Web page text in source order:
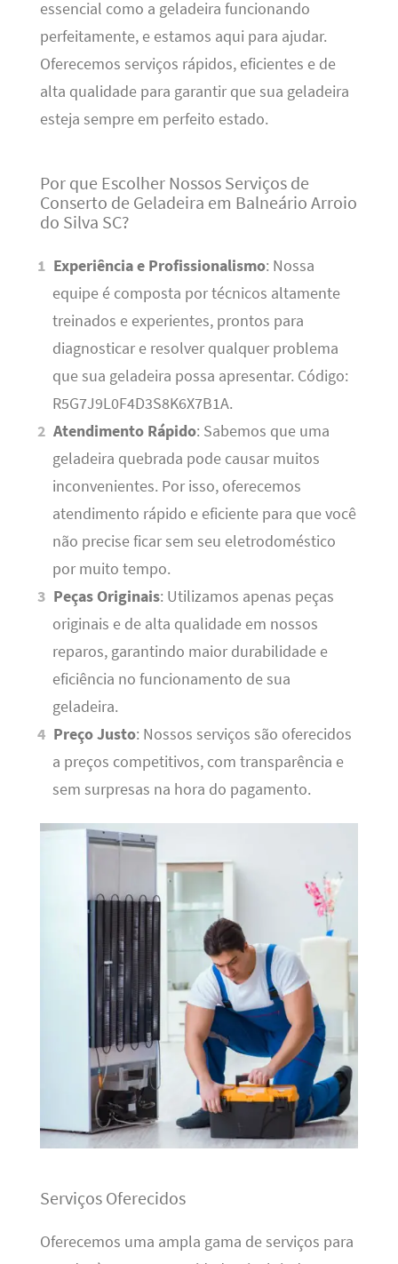
essencial como a geladeira funcionando
perfeitamente, e estamos aqui para ajudar.
Oferecemos serviços rápidos, eficientes e de
alta qualidade para garantir que sua geladeira
esteja sempre em perfeito estado.
Por que Escolher Nossos Serviços de
Conserto de Geladeira em Balneário Arroio
do Silva SC?
Experiência e Profissionalismo: Nossa
equipe é composta por técnicos altamente
treinados e experientes, prontos para
diagnosticar e resolver qualquer problema
que sua geladeira possa apresentar. Código:
R5G7J9L0F4D3S8K6X7B1A.
Atendimento Rápido: Sabemos que uma
geladeira quebrada pode causar muitos
inconvenientes. Por isso, oferecemos
atendimento rápido e eficiente para que você
não precise ficar sem seu eletrodoméstico
por muito tempo.
Peças Originais: Utilizamos apenas peças
originais e de alta qualidade em nossos
reparos, garantindo maior durabilidade e
eficiência no funcionamento de sua
geladeira.
Preço Justo: Nossos serviços são oferecidos
a preços competitivos, com transparência e
sem surpresas na hora do pagamento.
Serviços Oferecidos
Oferecemos uma ampla gama de serviços para